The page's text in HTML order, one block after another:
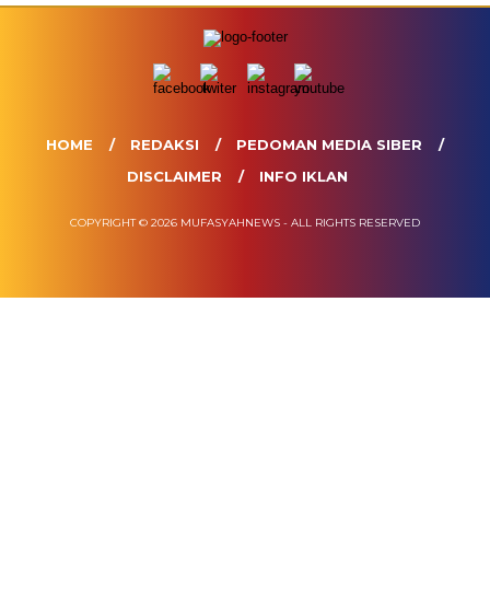
HOME REDAKSI
PEDOMAN MEDIA SIBER
DISCLAIMER
INFO IKLAN
COPYRIGHT © 2026 MUFASYAHNEWS - ALL RIGHTS RESERVED